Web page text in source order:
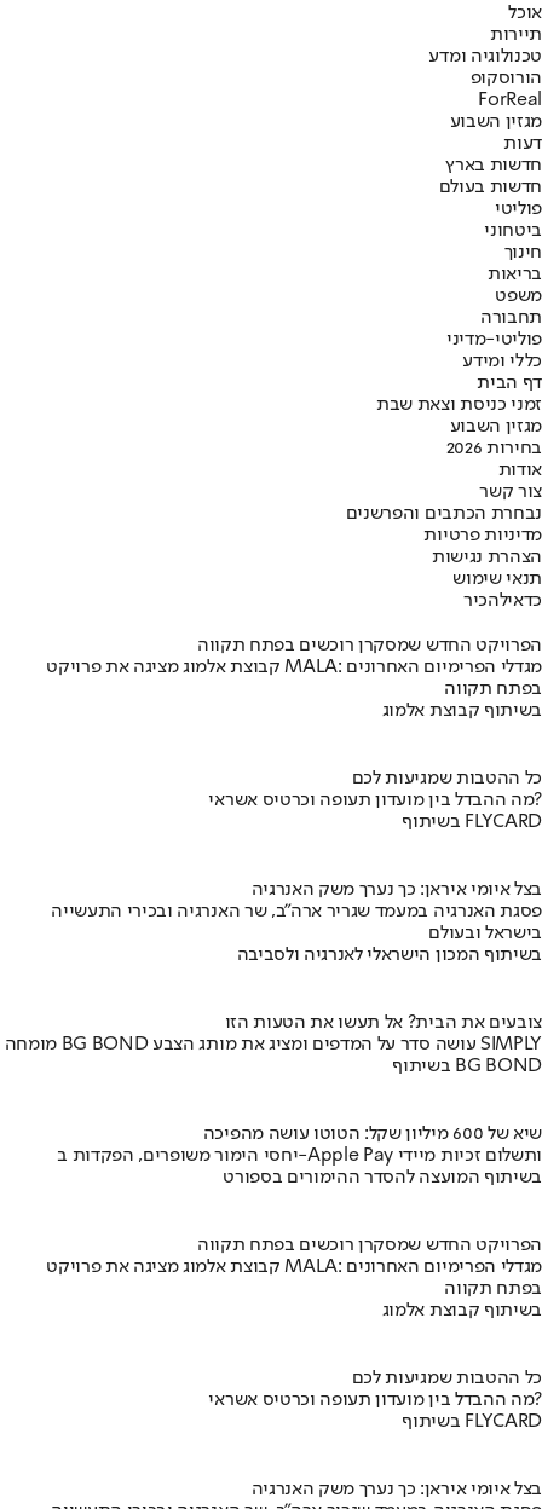
אוכל
תיירות
טכנולוגיה ומדע
הורוסקופ
ForReal
מגזין השבוע
דעות
חדשות בארץ
חדשות בעולם
פוליטי
ביטחוני
חינוך
בריאות
משפט
תחבורה
פוליטי-מדיני
כללי ומידע
דף הבית
זמני כניסת וצאת שבת
מגזין השבוע
בחירות 2026
אודות
צור קשר
נבחרת הכתבים והפרשנים
מדיניות פרטיות
הצהרת נגישות
תנאי שימוש
כדאילהכיר
הפרויקט החדש שמסקרן רוכשים בפתח תקווה
קבוצת אלמוג מציגה את פרויקט MALA: מגדלי הפרימיום האחרונים
בפתח תקווה
בשיתוף קבוצת אלמוג
כל ההטבות שמגיעות לכם
מה ההבדל בין מועדון תעופה וכרטיס אשראי?
בשיתוף FLYCARD
בצל איומי איראן: כך נערך משק האנרגיה
פסגת האנרגיה במעמד שגריר ארה"ב, שר האנרגיה ובכירי התעשייה
בישראל ובעולם
בשיתוף המכון הישראלי לאנרגיה ולסביבה
צובעים את הבית? אל תעשו את הטעות הזו
מומחה BG BOND עושה סדר על המדפים ומציג את מותג הצבע SIMPLY
בשיתוף BG BOND
שיא של 600 מיליון שקל: הטוטו עושה מהפיכה
יחסי הימור משופרים, הפקדות ב-Apple Pay ותשלום זכיות מיידי
בשיתוף המועצה להסדר ההימורים בספורט
הפרויקט החדש שמסקרן רוכשים בפתח תקווה
קבוצת אלמוג מציגה את פרויקט MALA: מגדלי הפרימיום האחרונים
בפתח תקווה
בשיתוף קבוצת אלמוג
כל ההטבות שמגיעות לכם
מה ההבדל בין מועדון תעופה וכרטיס אשראי?
בשיתוף FLYCARD
בצל איומי איראן: כך נערך משק האנרגיה